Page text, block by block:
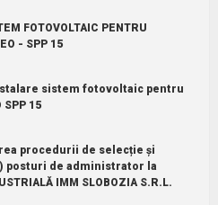
FOTOVOLTAIC PENTRU
- SPP 15
sistem fotovoltaic pentru
15
procedurii de selecție și
posturi de administrator la
IMM SLOBOZIA S.R.L.